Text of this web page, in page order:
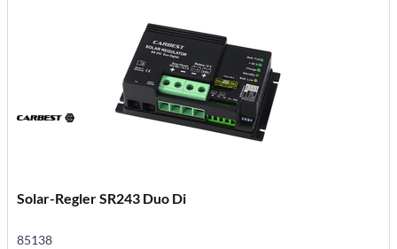
Solar-Regler SR243 Duo Di
85138